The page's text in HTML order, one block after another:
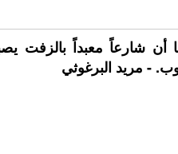
أن شارعاً معبداً بالزفت
- مريد البرغوثي